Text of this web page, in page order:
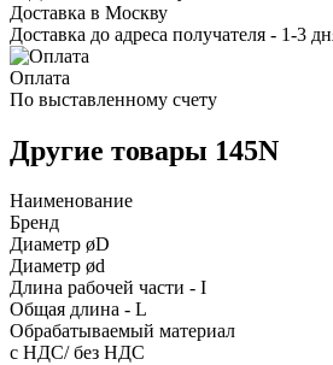
Доставка в Москву
Доставка до адреса получателя - 1-3
Оплата
По выставленному счету
Другие товары 145N
Наименование
Бренд
Диаметр øD
Диаметр ød
Длина рабочей части - I
Общая длина - L
Обрабатываемый материал
с НДС/ без НДС